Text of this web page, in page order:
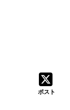
ポスト